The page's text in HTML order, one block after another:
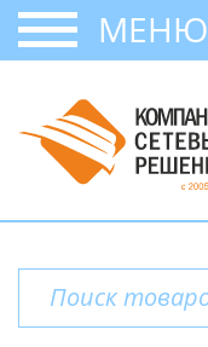
МЕНЮ